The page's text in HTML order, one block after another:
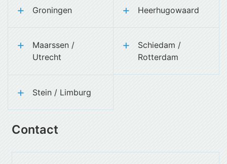
Groningen Heerhugowaard
Maarssen /
Utrecht
Schiedam /
Rotterdam
Stein / Limburg
Contact